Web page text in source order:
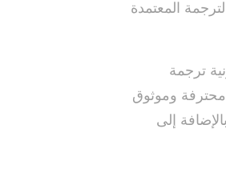
المعتمدة
ترجمة
محترفة وموثوق
إلى